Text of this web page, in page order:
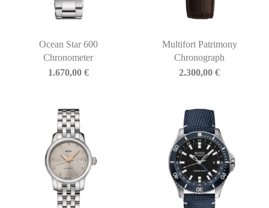
Ocean Star 600
Chronometer
1.670,00 €
Multifort Patrimony
Chronograph
2.300,00€